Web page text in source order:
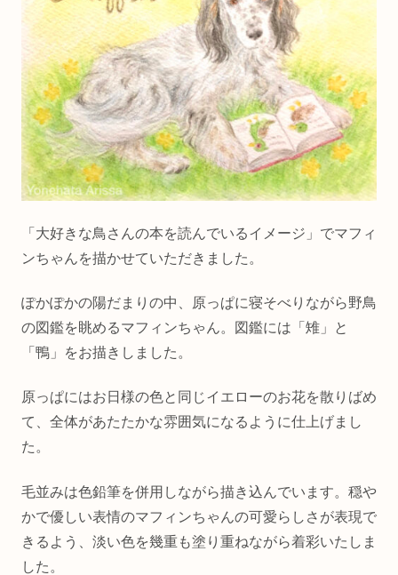
「大好きな鳥さんの本を読んでいるイメージ」でマフィ
ンちゃんを描かせていただきました。
ぽかぽかの陽だまりの中、原っぱに寝そべりながら野鳥
の図鑑を眺めるマフィンちゃん。図鑑には「雉」と
「鴨」をお描きしました。
原っぱにはお日様の色と同じイエローのお花を散りばめ
て、全体があたたかな雰囲気になるように仕上げまし
た。
毛並みは色鉛筆を併用しながら描き込んでいます。穏や
かで優しい表情のマフィンちゃんの可愛らしさが表現で
きるよう、淡い色を幾重も塗り重ねながら着彩いたしま
した。